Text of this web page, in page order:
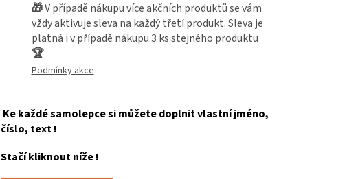
🎁V případě nákupu více akčních produktů se vám
vždy aktivuje sleva na každý třetí produkt. Sleva je
platná i v případě nákupu 3 ks stejného produktu
🏆
Podmínky akce
Ke každé samolepce si můžete doplnit vlastní jméno,
číslo, text !
Stačí kliknout níže !